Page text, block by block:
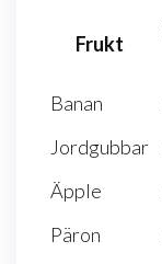
Frukt
Banan
Jordgubbar
Äpple
Päron